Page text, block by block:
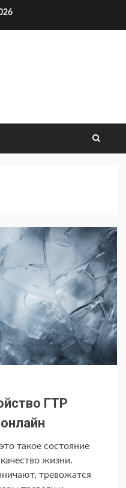
ГТР
такое состояние
жизни.
тревожатся